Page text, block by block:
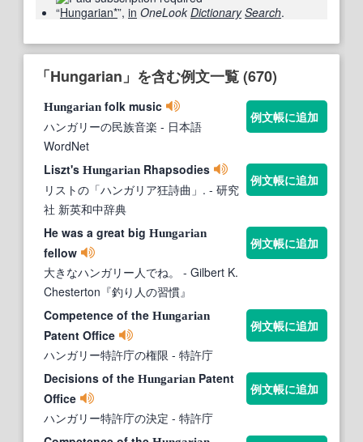
“Hungarian*”, in OneLook Dictionary Search.
「Hungarian」を含む例文一覧 (670)
Hungarian folk music
ハンガリーの民族音楽 - 日本語
WordNet
例文帳に追加
Liszt's Hungarian Rhapsodies
リストの「ハンガリア狂詩曲」. - 研究
社 新英和中辞典
例文帳に追加
He was a great big Hungarian
fellow
大きなハンガリー人でね。
- Gilbert K.
Chesterton『釣り人の習慣』
例文帳に追加
Competence of the Hungarian
Patent Office
ハンガリー特許庁の権限 - 特許庁
例文帳に追加
Decisions of the Hungarian Patent
Office
ハンガリー特許庁の決定 - 特許庁
例文帳に追加